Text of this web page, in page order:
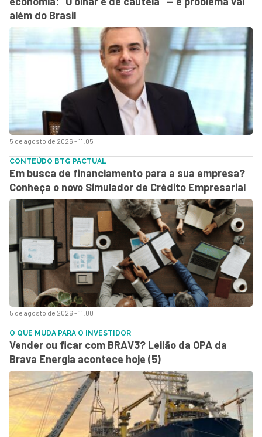
5 de agosto de 2026 - 11:05
além do Brasil
5 de agosto de 2026 - 11:00
CONTEÚDO BTG PACTUAL
Em busca de financiamento para a sua empresa?
Conheça o novo Simulador de Crédito Empresarial
O QUE MUDA PARA O INVESTIDOR
Vender ou ficar com BRAV3? Leilão da OPA da
Brava Energia acontece hoje (5)